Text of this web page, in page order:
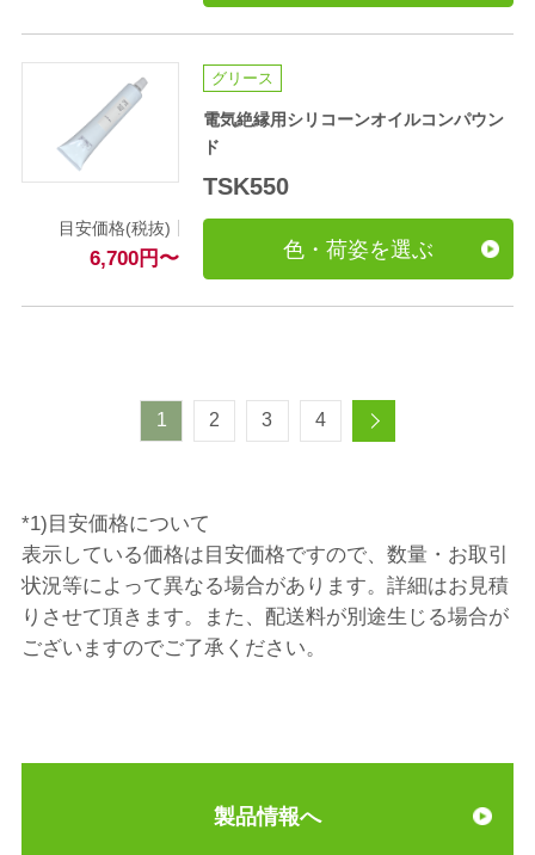
グリース
電気絶縁用シリコーンオイルコンパウン
ド
TSK550
目安価格(税抜)
6,700円 〜 色・荷姿を選ぶ
1 2 3 4
*1)目安価格について
表示している価格は目安価格ですので、数量・お取引
状況等によって異なる場合があります。詳細はお見積
りさせて頂きます。また、配送料が別途生じる場合が
ございますのでご了承ください。
製品情報へ